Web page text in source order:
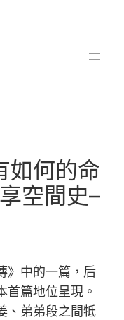
如何的命
空間史–
》中的一篇，后
首篇地位呈現。
、弟弟段之間牴